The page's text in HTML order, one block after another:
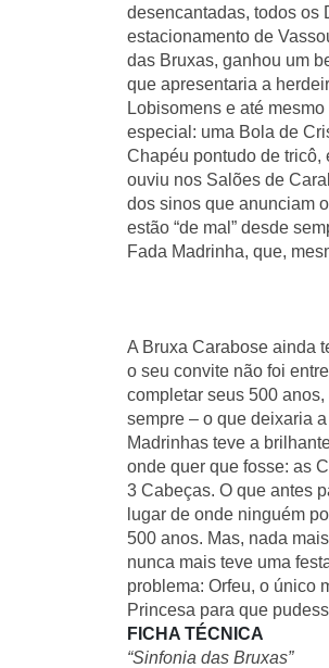
desencantadas, todos os
estacionamento de
das Bruxas, ganhou um
que apresentaria a
Lobisomens e até
especial: uma Bola de
Chapéu pontudo de tricô,
ouviu nos Salões de
dos sinos que anunciam
estão “de mal” desde
Fada Madrinha, que,
A Bruxa Carabose ainda
o seu convite não foi
completar seus 500
sempre – o que deixaria
Madrinhas teve a
onde quer que fosse: as
3 Cabeças. O que antes
lugar de onde ninguém
500 anos. Mas, nada
nunca mais teve uma
problema: Orfeu, o único
Princesa para que
FICHA TÉCNICA
“Sinfonia das Bruxas”